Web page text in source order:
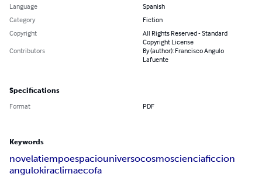
Language
Spanish
Category
Fiction
Copyright
All Rights Reserved - Standard
Copyright License
Contributors
By (author): Francisco Angulo
Lafuente
Specifications
Format PDF
Keywords
novelatiempoespaciouniversocosmoscienciaficcion
angulokiraclimaecofa